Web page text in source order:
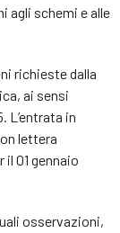
agli schemi e alle
richieste dalla
ai sensi
L’entrata in
lettera
il 01 gennaio
osservazioni,